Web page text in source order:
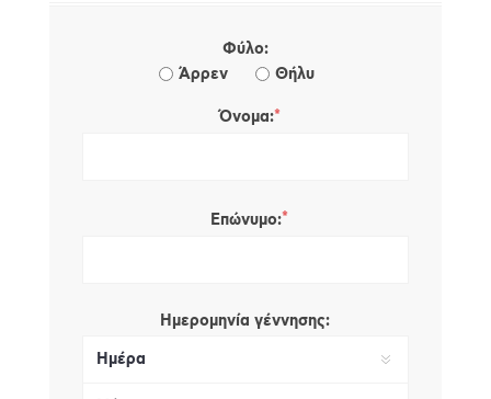
Φύλο:
Άρρεν
Θήλυ
Όνομα:*
Επώνυμο:*
Ημερομηνία γέννησης: